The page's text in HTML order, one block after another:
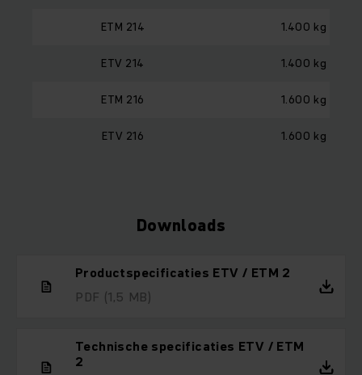
ETM 214 1.400 kg
ETV 214 1.400 kg
ETM 216 1.600 kg
ETV 216 1.600 kg
Downloads
Productspecificaties ETV / ETM 2
PDF (1,5 MB)
Technische specificaties ETV / ETM
2